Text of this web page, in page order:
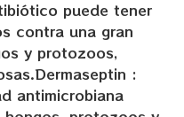
puede tener
contra una gran
y protozoos,
:
antimicrobiana